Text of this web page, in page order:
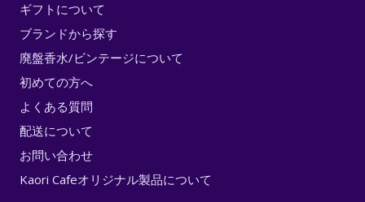
ギフトについて
ブランドから探す
廃盤香水/ビンテージについて
初めての方へ
よくある質問
配送について
お問い合わせ
Kaori Cafeオリジナル製品について